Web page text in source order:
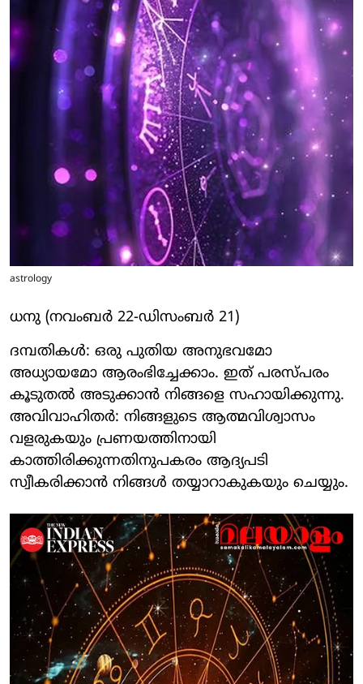
astrology
ധനു (നവംബര്‍ 22-ഡിസംബര്‍ 21)
ദമ്പതികള്‍: ഒരു പുതിയ അനുഭവമോ
അധ്യായമോ ആരംഭിച്ചേക്കാം. ഇത് പരസ്പരം
കൂടുതല്‍ അടുക്കാന്‍ നിങ്ങളെ സഹായിക്കുന്നു.
അവിവാഹിതര്‍: നിങ്ങളുടെ ആത്മവിശ്വാസം
വളരുകയും പ്രണയത്തിനായി
കാത്തിരിക്കുന്നതിനുപകരം ആദ്യപടി
സ്വീകരിക്കാന്‍ നിങ്ങള്‍ തയ്യാറാകുകയും ചെയ്യും.